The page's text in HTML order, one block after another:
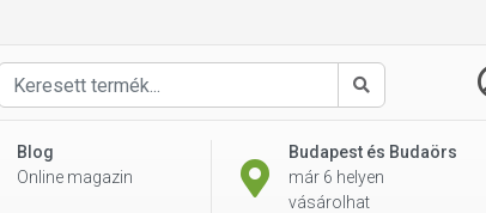
Keresés
Blog
Online magazin
Budapest és Budaörs
már 6 helyen
vásárolhat